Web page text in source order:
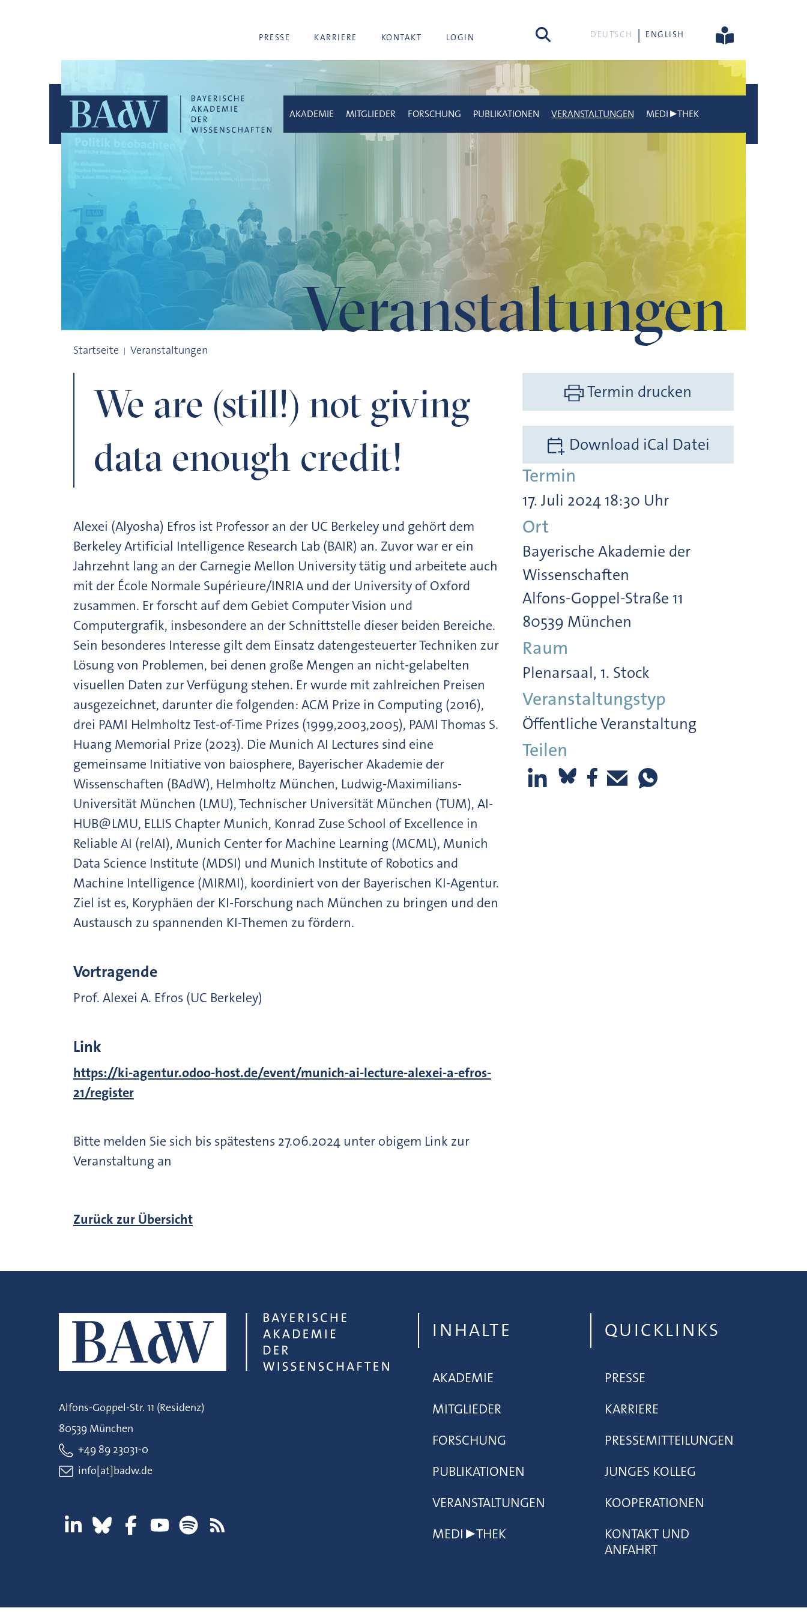
PRESSE KARRIERE KONTAKT LOGIN Suche DEUTSCH ENGLISH
Veranstaltungen
AKADEMIE MITGLIEDER FORSCHUNG PUBLIKATIONEN VERANSTALTUNGEN MEDI▶THEK
Startseite Veranstaltungen
We are (still!) not giving
data enough credit!
Alexei (Alyosha) Efros ist Professor an der UC Berkeley und gehört dem
Berkeley Artificial Intelligence Research Lab (BAIR) an. Zuvor war er ein
Jahrzehnt lang an der Carnegie Mellon University tätig und arbeitete auch
mit der École Normale Supérieure/INRIA und der University of Oxford
zusammen. Er forscht auf dem Gebiet Computer Vision und
Computergrafik, insbesondere an der Schnittstelle dieser beiden Bereiche.
Sein besonderes Interesse gilt dem Einsatz datengesteuerter Techniken zur
Lösung von Problemen, bei denen große Mengen an nicht-gelabelten
visuellen Daten zur Verfügung stehen. Er wurde mit zahlreichen Preisen
ausgezeichnet, darunter die folgenden: ACM Prize in Computing (2016),
drei PAMI Helmholtz Test-of-Time Prizes (1999,2003,2005), PAMI Thomas S.
Huang Memorial Prize (2023). Die Munich AI Lectures sind eine
gemeinsame Initiative von baiosphere, Bayerischer Akademie der
Wissenschaften (BAdW), Helmholtz München, Ludwig-Maximilians-
Universität München (LMU), Technischer Universität München (TUM), AI-
HUB@LMU, ELLIS Chapter Munich, Konrad Zuse School of Excellence in
Reliable AI (relAI), Munich Center for Machine Learning (MCML), Munich
Data Science Institute (MDSI) und Munich Institute of Robotics and
Machine Intelligence (MIRMI), koordiniert von der Bayerischen KI-Agentur.
Ziel ist es, Koryphäen der KI-Forschung nach München zu bringen und den
Austausch zu spannenden KI-Themen zu fördern.
Vortragende
Prof. Alexei A. Efros (UC Berkeley)
Link
https://ki-agentur.odoo-host.de/event/munich-ai-lecture-alexei-a-efros-
21/register
Bitte melden Sie sich bis spätestens 27.06.2024 unter obigem Link zur
Veranstaltung an
Termin drucken
Download iCal Datei
Termin
17. Juli 2024 18:30 Uhr
Ort
Bayerische Akademie der
Wissenschaften
Alfons-Goppel-Straße 11
80539 München
Raum
Plenarsaal, 1. Stock
Veranstaltungstyp
Öffentliche Veranstaltung
Teilen
Zurück zur Übersicht
Alfons-Goppel-Str. 11 (Residenz)
80539 München
+49 89 23031-0
info[at]badw.de
INHALTE
AKADEMIE
MITGLIEDER
FORSCHUNG
PUBLIKATIONEN
VERANSTALTUNGEN
MEDI▶THEK
QUICKLINKS
PRESSE
KARRIERE
PRESSEMITTEILUNGEN
JUNGES KOLLEG
KOOPERATIONEN
KONTAKT UND
ANFAHRT